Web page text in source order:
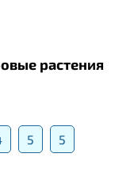
растения
5 5